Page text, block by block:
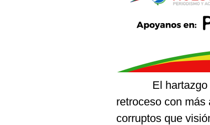
El hartazgo
retroceso con
corruptos que